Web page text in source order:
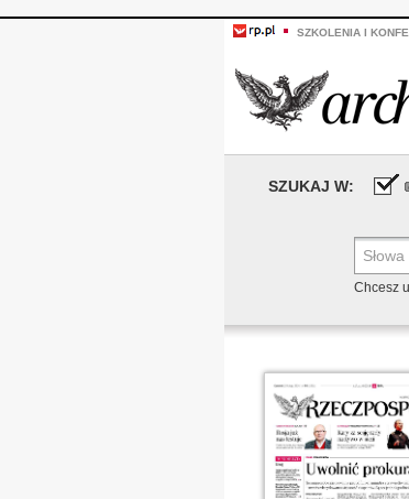
SZKOLENIA I
SZUKAJ W:
Chcesz